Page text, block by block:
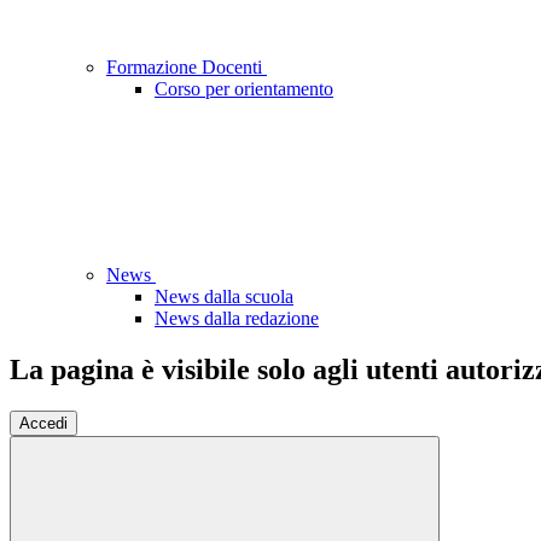
Formazione Docenti
Corso per orientamento
News
News dalla scuola
News dalla redazione
La pagina è visibile solo agli utenti
Accedi